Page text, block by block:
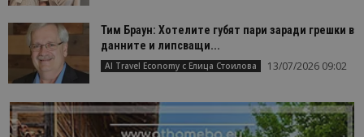
Тим Браун: Хотелите губят пари заради грешки в
данните и липсващи...
AI Travel Economy с Елица Стоилова 13/07/2026 09:02